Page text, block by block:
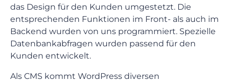
das Design für den Kunden umgestetzt. Die
entsprechenden Funktionen im Front- als auch im
Backend wurden von uns programmiert. Spezielle
Datenbankabfragen wurden passend für den
Kunden entwickelt.
Als CMS kommt WordPress diversen